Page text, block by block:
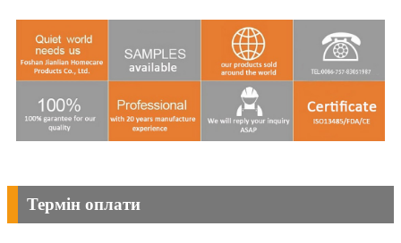
Термін оплати